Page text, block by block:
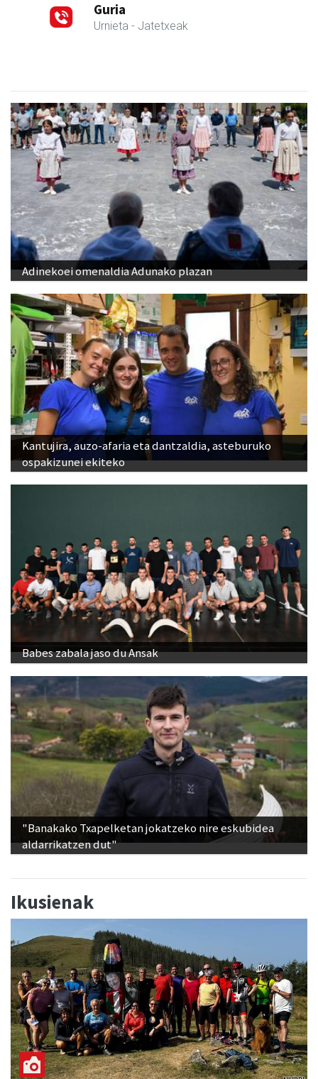
- Jatetxeak
Adinekoei omenaldia Adunako plazan
Kantujira, auzo-afaria eta dantzaldia, asteburuko
ospakizunei ekiteko
Babes zabala jaso du Ansak
"Banakako Txapelketan jokatzeko nire eskubidea
aldarrikatzen dut"
Ikusienak